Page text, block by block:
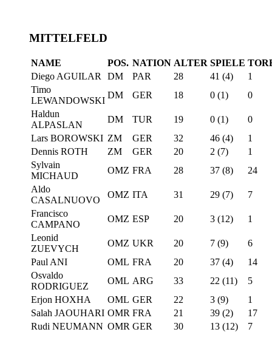
MITTELFELD
NAME POS. NATION ALTER SPIELE
Diego AGUILAR DM PAR 28 41 (4)
1
Timo
LEWANDOWSKI
DM GER 18 0 (1)
0
Haldun
ALPASLAN
DM TUR 19 0 (1)
0
Lars BOROWSKI ZM GER 32 46 (4)
1
Dennis ROTH
ZM GER 20 2 (7)
1
Sylvain
MICHAUD
OMZ FRA 28 37 (8)
24
Aldo
CASALNUOVO
OMZ ITA 31 29 (7)
7
Francisco
CAMPANO
OMZ ESP 20 3 (12)
1
Leonid
ZUEVYCH
OMZ UKR 20 7 (9)
6
Paul ANI
OML FRA 20 37 (4)
14
Osvaldo
RODRIGUEZ
OML ARG 33 22 (11)
5
Erjon HOXHA
OML GER 22 3 (9)
1
Salah JAOUHARI OMR FRA 21 39 (2)
17
Rudi NEUMANN OMR GER 30 13 (12) 7